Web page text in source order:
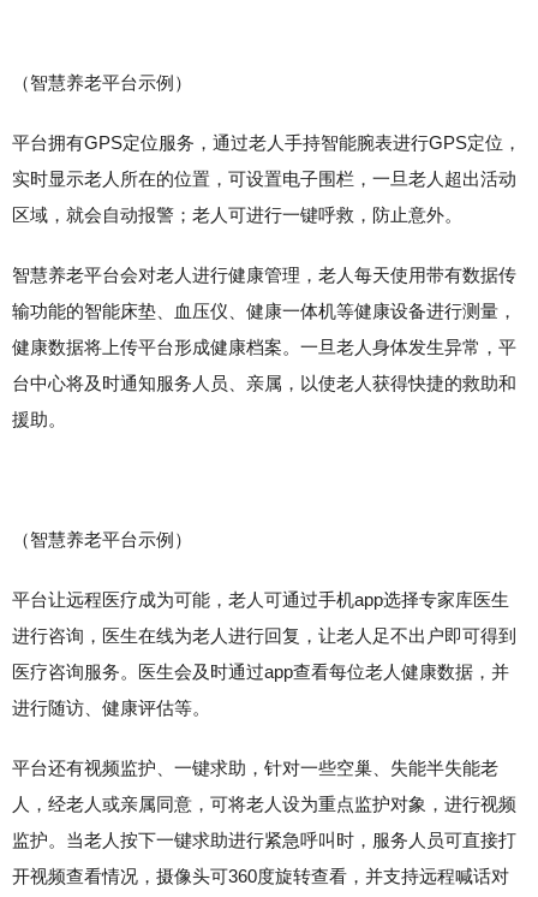
（智慧养老平台示例）
平台拥有GPS定位服务，通过老人手持智能腕表进行GPS定位，
实时显示老人所在的位置，可设置电子围栏，一旦老人超出活动
区域，就会自动报警；老人可进行一键呼救，防止意外。
智慧养老平台会对老人进行健康管理，老人每天使用带有数据传
输功能的智能床垫、血压仪、健康一体机等健康设备进行测量，
健康数据将上传平台形成健康档案。一旦老人身体发生异常，平
台中心将及时通知服务人员、亲属，以使老人获得快捷的救助和
援助。
（智慧养老平台示例）
平台让远程医疗成为可能，老人可通过手机app选择专家库医生
进行咨询，医生在线为老人进行回复，让老人足不出户即可得到
医疗咨询服务。医生会及时通过app查看每位老人健康数据，并
进行随访、健康评估等。
平台还有视频监护、一键求助，针对一些空巢、失能半失能老
人，经老人或亲属同意，可将老人设为重点监护对象，进行视频
监护。当老人按下一键求助进行紧急呼叫时，服务人员可直接打
开视频查看情况，摄像头可360度旋转查看，并支持远程喊话对